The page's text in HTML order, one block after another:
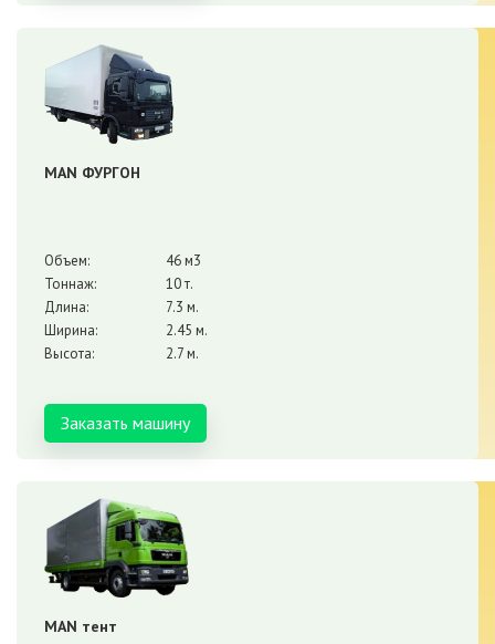
MAN ФУРГОН
Объем:
46 м3
Тоннаж:
10 т.
Длина:
7.3 м.
Ширина:
2.45 м.
Высота:
2.7 м.
Заказать машину
MAN тент